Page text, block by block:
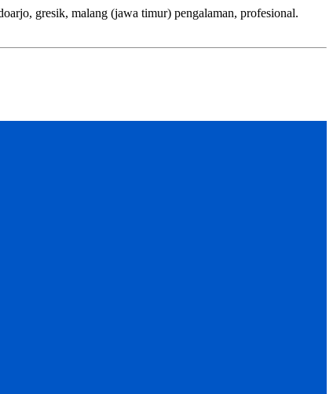
gresik, malang (jawa timur) pengalaman, profesional.